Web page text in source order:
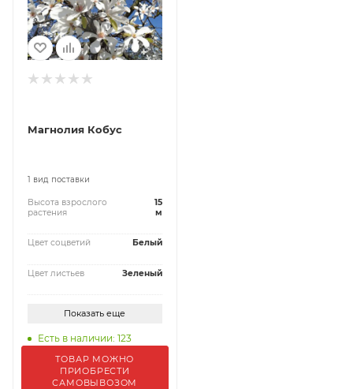
Магнолия Кобус
1 вид поставки
Высота взрослого
растения
15
м
Цвет соцветий Белый
Цвет листьев Зеленый
Показать еще
Есть в наличии: 123
ТОВАР МОЖНО
ПРИОБРЕСТИ
САМОВЫВОЗОМ